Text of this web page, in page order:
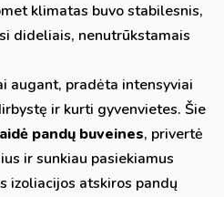
klimatas buvo stabilesnis,
dideliais, nenutrūkstamais
augant, pradėta intensyviai
ir kurti gyvenvietes. Šie
pandų buveines, privertė
ir sunkiau pasiekiamus
izoliacijos atskiros pandų